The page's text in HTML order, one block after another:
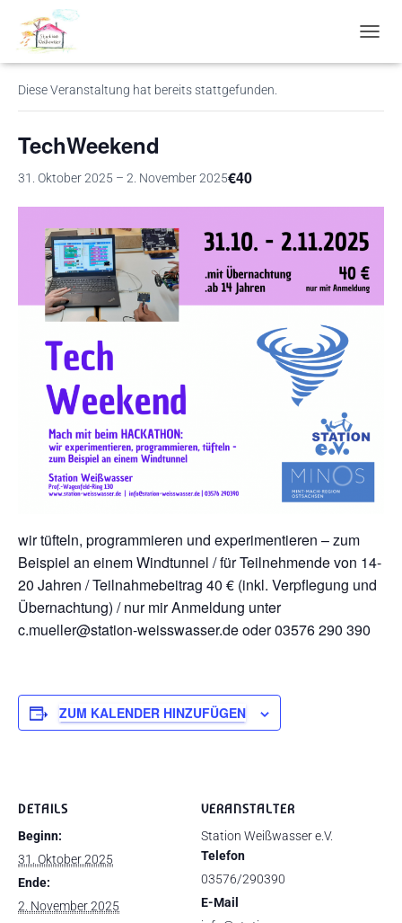
A
G
C
H
« Alle Veranstaltungen
Diese Veranstaltung hat bereits stattgefunden.
TechWeekend
31. Oktober 2025 – 2. November 2025€40
wir tüfteln, programmieren und experimentieren – zum
Beispiel an einem Windtunnel / für Teilnehmende von 14-
20 Jahren / Teilnahmebeitrag 40 € (inkl. Verpflegung und
Übernachtung) / nur mir Anmeldung unter
c.mueller@station-weisswasser.de oder 03576 290 390
ZUM KALENDER HINZUFÜGEN
DETAILS
Beginn:
31. Oktober 2025
Ende:
2. November 2025
VERANSTALTER
Station Weißwasser e.V.
Telefon
03576/290390
E-Mail